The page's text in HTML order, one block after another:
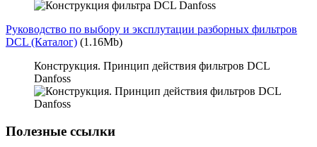
Руководство по выбору и эксплутации разборных фильтров
DCL (Каталог) (1.16Mb)
Конструкция. Принцип действия фильтров DCL
Danfoss
Полезные ссылки